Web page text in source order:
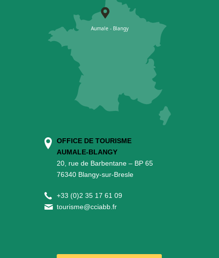
OFFICE DE TOURISME
AUMALE-BLANGY
20, rue de Barbentane – BP 65
76340 Blangy-sur-Bresle
+33 (0)2 35 17 61 09
tourisme@cciabb.fr